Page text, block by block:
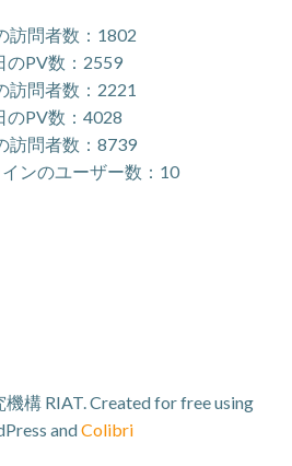
訪問者数：1802
のPV数：2559
訪問者数：2221
のPV数：4028
訪問者数：8739
ンのユーザー数：10
構 RIAT. Created for free using
andColibri